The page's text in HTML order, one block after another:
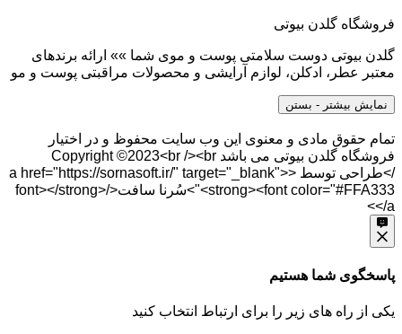
فروشگاه گلدن بیوتی
گلدن بیوتی دوست سلامتی پوست و موی شما »» ارائه برندهای
معتبر عطر، ادکلن، لوازم آرایشی و محصولات مراقبتی پوست و مو
نمایش بیشتر - بستن
تمام حقوق مادی و معنوی این وب سایت محفوظ و در اختیار
فروشگاه گلدن بیوتی می باشد Copyright ©2023<br /><br
/>طراحی توسط <a href="https://sornasoft.ir/" target="_blank">
<strong><font color="#FFA333">سُرنا سافت</font></strong>
</a>
پاسخگوی شما هستیم
یکی از راه های زیر را برای ارتباط انتخاب کنید